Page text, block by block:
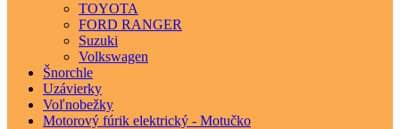
TOYOTA
FORD RANGER
Suzuki
Volkswagen
Šnorchle
Uzávierky
Voľnobežky
Motorový fúrik elektrický - Motučko